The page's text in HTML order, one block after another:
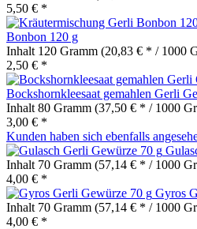
5,50 € *
Bonbon 120 g
Inhalt 120 Gramm (20,83 € * / 1000
2,50 € *
Bockshornkleesaat gemahlen Gerli
Inhalt 80 Gramm (37,50 € * / 1000
3,00 € *
Kunden haben sich ebenfalls
Inhalt 70 Gramm (57,14 € * / 1000
4,00 € *
Gyros
Inhalt 70 Gramm (57,14 € * / 1000
4,00 € *